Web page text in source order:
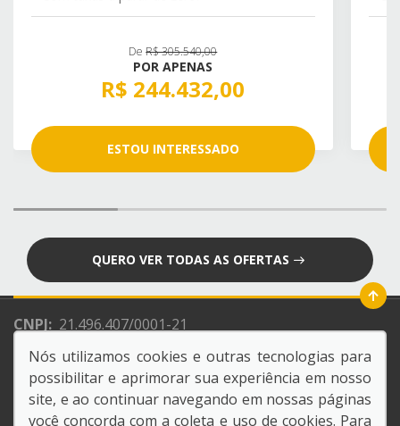
DeR$ 305.540,00
POR APENAS
R$ 244.432,00
ESTOU INTERESSADO
QUERO VER TODAS AS OFERTAS
CNPJ: 21.496.407/0001-21
Razão Social:NACAO CONCESSIONARIA DE VEICULOS
LTDA
Nós utilizamos cookies e outras tecnologias para
possibilitar e aprimorar sua experiência em nosso
site, e ao continuar navegando em nossas páginas
você concorda com a coleta e uso de cookies. Para